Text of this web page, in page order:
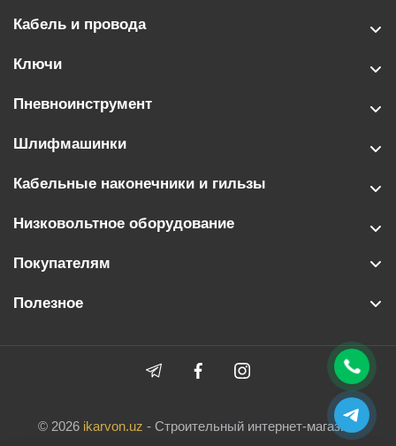
Кабель и провода
Ключи
Пневноинструмент
Шлифмашинки
Кабельные наконечники и гильзы
Низковольтное оборудование
Покупателям
Полезное
© 2026 ikarvon.uz - Строительный интернет-магазин.